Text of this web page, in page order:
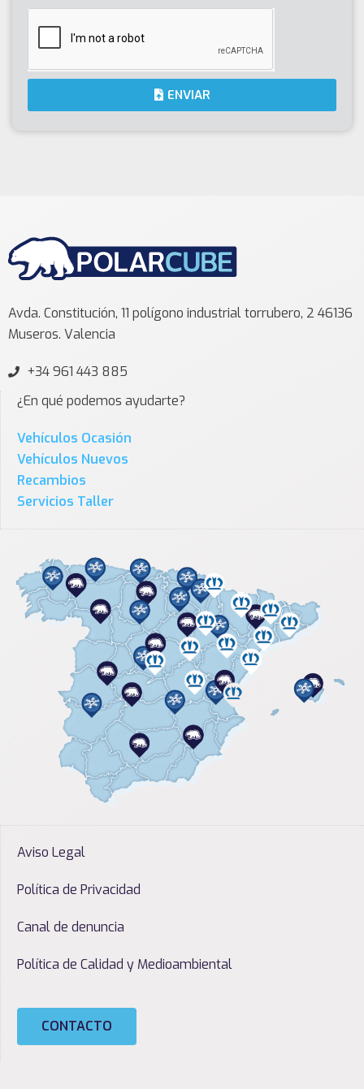
ENVIAR
Avda. Constitución, 11 polígono industrial torrubero, 2 46136
Museros. Valencia
+34 961 443 885
¿En qué podemos ayudarte?
Vehículos Ocasión
Vehículos Nuevos
Recambios
Servicios Taller
Aviso Legal
Política de Privacidad
Canal de denuncia
Política de Calidad y Medioambiental
CONTACTO